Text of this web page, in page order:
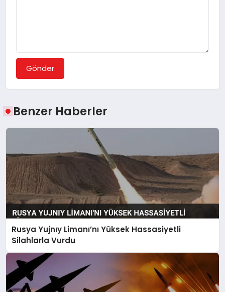
Gönder
Benzer Haberler
Rusya Yujnıy Limanı’nı Yüksek Hassasiyetli
Silahlarla Vurdu